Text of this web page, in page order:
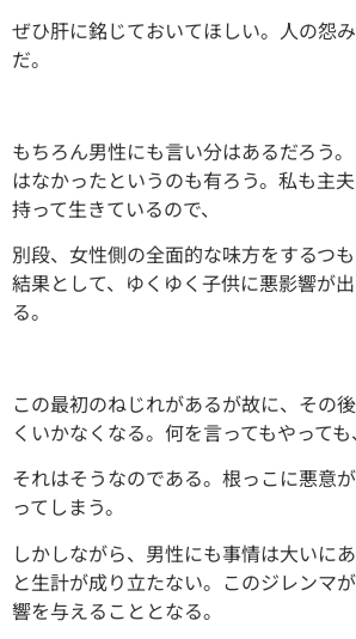
ぜひ肝に銘じておいてほしい。人の怨
だ。
もちろん男性にも言い分はあるだろう
はなかったというのも有ろう。私も主
持って生きているので、
別段、女性側の全面的な味方をするつも
結果として、ゆくゆく子供に悪影響が
る。
この最初のねじれがあるが故に、その
くいかなくなる。何を言ってもやっても
それはそうなのである。根っこに悪意
ってしまう。
しかしながら、男性にも事情は大いに
と生計が成り立たない。このジレンマ
響を与えることとなる。